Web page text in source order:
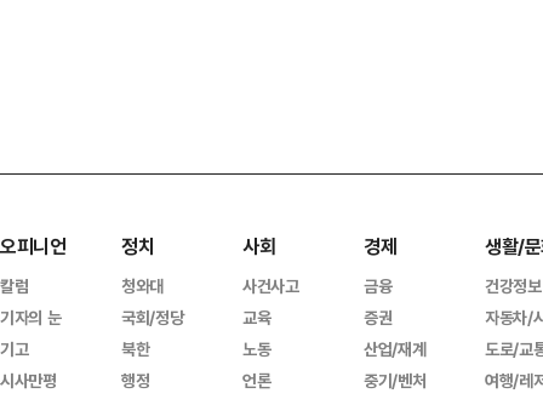
오피니언
칼럼
기자의 눈
기고
시사만평
정치
청와대
국회/정당
북한
행정
사회
사건사고
교육
노동
언론
경제
금융
증권
산업/재계
중기/벤처
생활/
건강정보
자동차/
도로/교
여행/레